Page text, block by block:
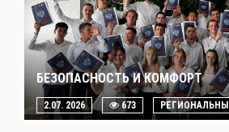
БЕЗОПАСНОСТЬ И КОМФОРТ
2.07. 2026 673